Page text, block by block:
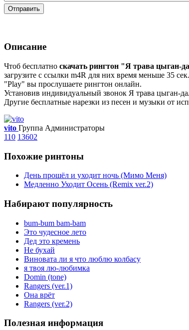
Отправить
Описание
Чтоб бесплатно скачать рингтон "Я трава цыган-
загрузите с ссылки m4R для них время меньше 35
"Play" вы прослушаете рингтон онлайн.
Установив индивидуальный звонок Я трава цыган-
Другие бесплатные нарезки из песен и музыки от
vito Группа Администраторы
110 13602
Похожие ринтоны
День прошёл и уходит ночь (Мимо Меня)
Медленно Уходит Осень (Remix ver.2)
Набирают популярность
bum-bum bam-bam
Это чудесное лето
Дед это кремень
Не бухай
Виновата ли я что люблю колбасу
я твоя лю-любимка
Domin (tone)
Rangers (ver.1)
Она врёт
Rangers (ver.2)
Полезная информация